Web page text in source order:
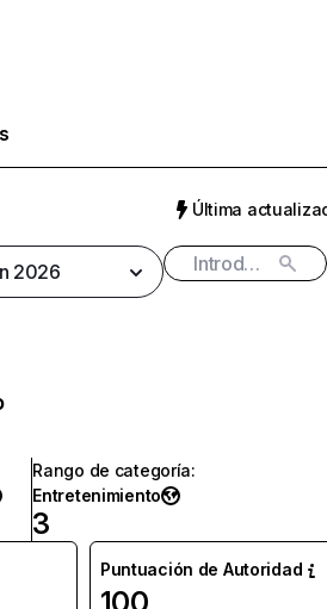
Última
2026
Rango de categoría:
Entretenimiento
3
Puntuación de Autoridad